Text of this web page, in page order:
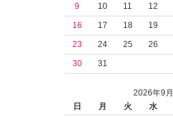
9
10 11 12
16
17 18 19
23
24 25 26
30
31
2026年9月
日
月 火 水